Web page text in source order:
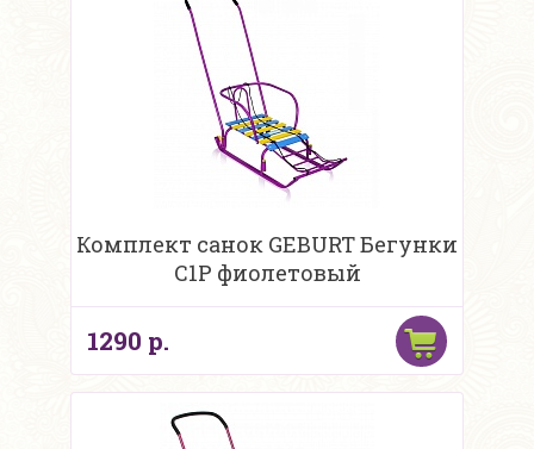
Комплект санок GEBURT Бегунки
C1P фиолетовый
1290 р.